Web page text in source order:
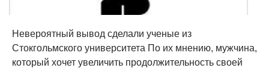
Невероятный вывод сделали ученые из
Стокгольмского университета По их мнению, мужчина,
который хочет увеличить продолжительность своей